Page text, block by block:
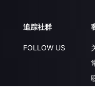
追踪社群
FOLLOW US